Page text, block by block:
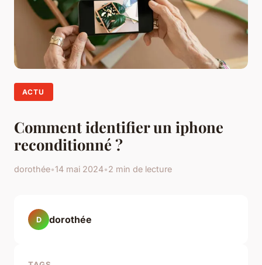
ACTU
Comment identifier un iphone
reconditionné ?
dorothée•14 mai 2024•2 min de lecture
D dorothée